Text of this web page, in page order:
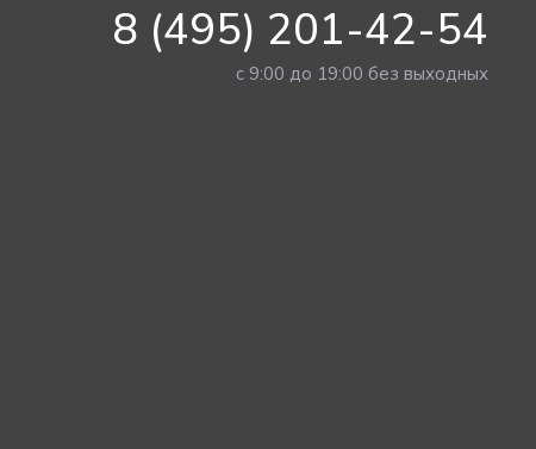
8 (495) 201-42-54
с 9:00 до 19:00 без выходных